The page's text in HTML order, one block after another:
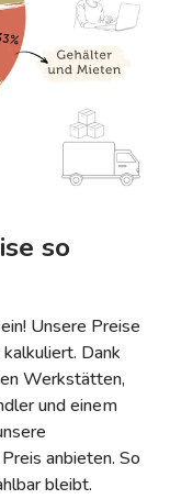
so
Unsere Preise
Dank
Werkstätten,
und einem
anbieten. So
bleibt.